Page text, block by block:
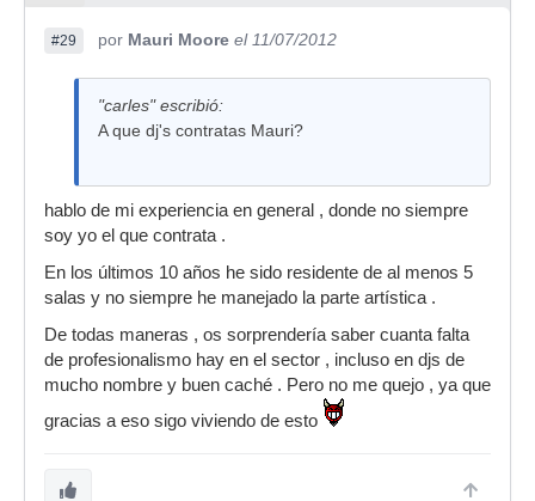
#29 por Mauri Moore el 11/07/2012
"carles" escribió:
A que dj's contratas Mauri?
hablo de mi experiencia en general , donde no siempre
soy yo el que contrata .
En los últimos 10 años he sido residente de al menos 5
salas y no siempre he manejado la parte artística .
De todas maneras , os sorprendería saber cuanta falta
de profesionalismo hay en el sector , incluso en djs de
mucho nombre y buen caché . Pero no me quejo , ya que
gracias a eso sigo viviendo de esto